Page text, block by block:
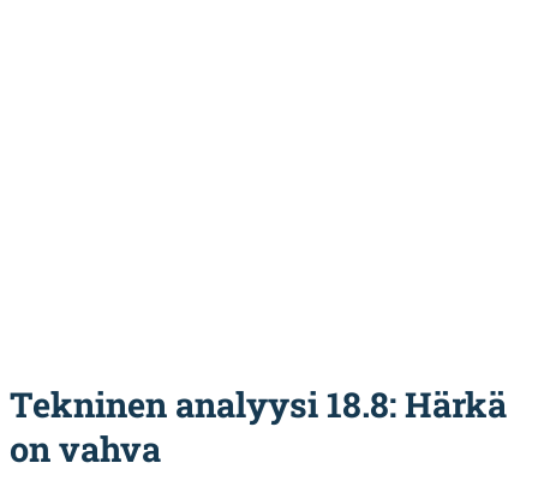
Tekninen analyysi 18.8: Härkä
on vahva